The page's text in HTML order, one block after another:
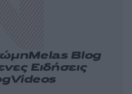
Melas Blog
Ειδήσεις
Videos